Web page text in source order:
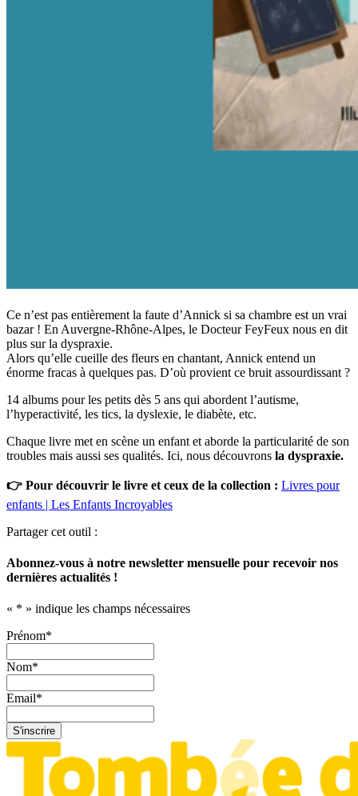
Ce n’est pas entièrement la faute d’Annick si sa chambre est un vrai
bazar ! En Auvergne-Rhône-Alpes, le Docteur FeyFeux nous en dit
plus sur la dyspraxie.
Alors qu’elle cueille des fleurs en chantant, Annick entend un
énorme fracas à quelques pas. D’où provient ce bruit assourdissant ?
14 albums pour les petits dès 5 ans qui abordent l’autisme,
l’hyperactivité, les tics, la dyslexie, le diabète, etc.
Chaque livre met en scène un enfant et aborde la particularité de son
troubles mais aussi ses qualités. Ici, nous découvrons la dyspraxie.
👉 Pour découvrir le livre et ceux de la collection : Livres pour
enfants | Les Enfants Incroyables
Partager cet outil :
Abonnez-vous à notre newsletter mensuelle pour recevoir nos
dernières actualités !
« * » indique les champs nécessaires
Prénom*
Nom*
Email*